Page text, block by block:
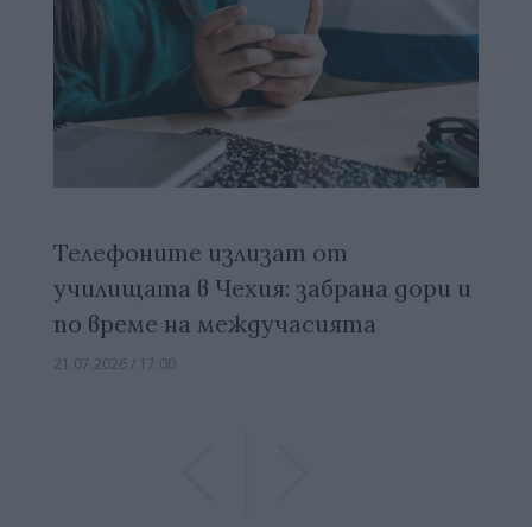
Телефоните излизат от
училищата в Чехия: забрана дори и
по време на междучасията
21.07.2026 / 17:00